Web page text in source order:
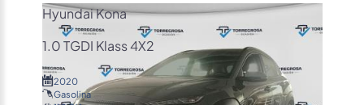
Hyundai Kona
1.0 TGDI Klass 4X2
2020
Gasolina